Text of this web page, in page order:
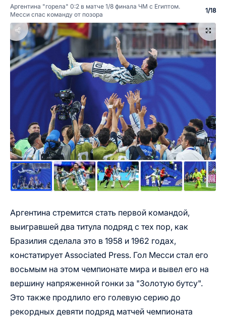
Аргентина "горела" 0:2 в матче 1/8 финала ЧМ с Египтом.
Месси спас команду от позора
1/18
Аргентина стремится стать первой командой,
выигравшей два титула подряд с тех пор, как
Бразилия сделала это в 1958 и 1962 годах,
констатирует Associated Press. Гол Месси стал его
восьмым на этом чемпионате мира и вывел его на
вершину напряженной гонки за "Золотую бутсу".
Это также продлило его голевую серию до
рекордных девяти подряд матчей чемпионата